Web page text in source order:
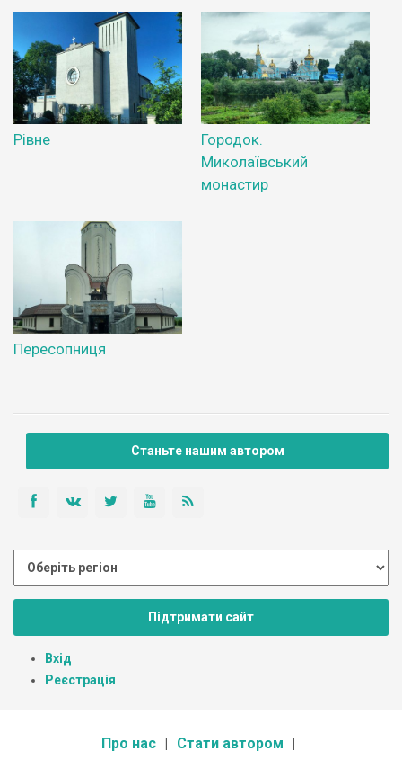
Рівне
Городок.
Миколаївський
монастир
Пересопниця
Станьте нашим автором
Підтримати сайт
Вхід
Реєстрація
Про нас Стати автором